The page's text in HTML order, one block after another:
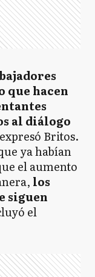
que hacen
al diálogo
Britos.
ya habían
el aumento
los
siguen
el